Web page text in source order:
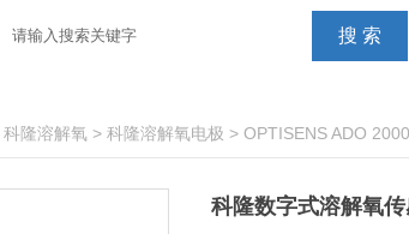
科隆溶解氧 > 科隆溶解氧电极 > OPTISENS ADO 2000
科隆数字式溶解氧